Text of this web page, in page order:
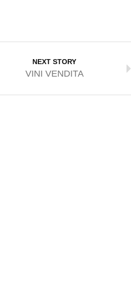
NEXT STORY
VINI VENDITA